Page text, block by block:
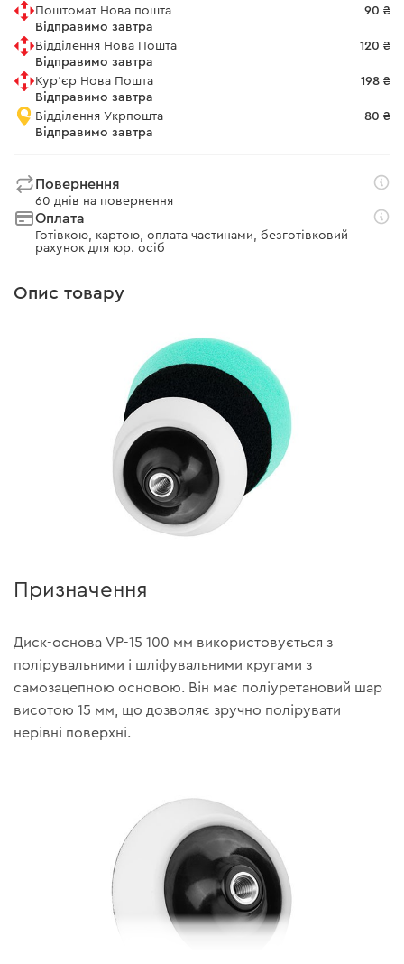
Поштомат Нова пошта
Відправимо завтра
90 ₴
Відділення Нова Пошта
Відправимо завтра
120 ₴
Кур'єр Нова Пошта
Відправимо завтра
198 ₴
Відділення Укрпошта
Відправимо завтра
80 ₴
Повернення
60 днів на повернення
Оплата
Готівкою, картою, оплата частинами, безготівковий
рахунок для юр. осіб
Опис товару
Призначення
Диск-основа VP-15 100 мм використовується з
полірувальними і шліфувальними кругами з
самозацепною основою. Він має поліуретановий шар
висотою 15 мм, що дозволяє зручно полірувати
нерівні поверхні.